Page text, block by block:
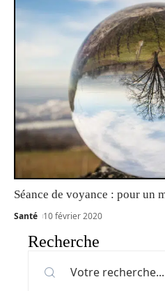
Séance de voyance : pour un
Santé 10 février 2020
Recherche